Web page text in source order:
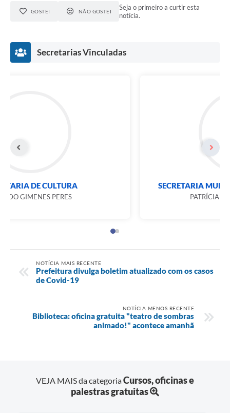
GOSTEI NÃO GOSTEI
Seja o primeiro a curtir esta
notícia.
Secretarias Vinculadas
SECRETARIA DE CULTURA
NOTÍCIA MAIS RECENTE
Prefeitura divulga boletim atualizado com os casos
de Covid-19
NOTÍCIA MENOS RECENTE
Biblioteca: oficina gratuita "teatro de sombras
animado!" acontece amanhã
VEJA MAIS da categoriaCursos, oficinas e
palestras gratuitas